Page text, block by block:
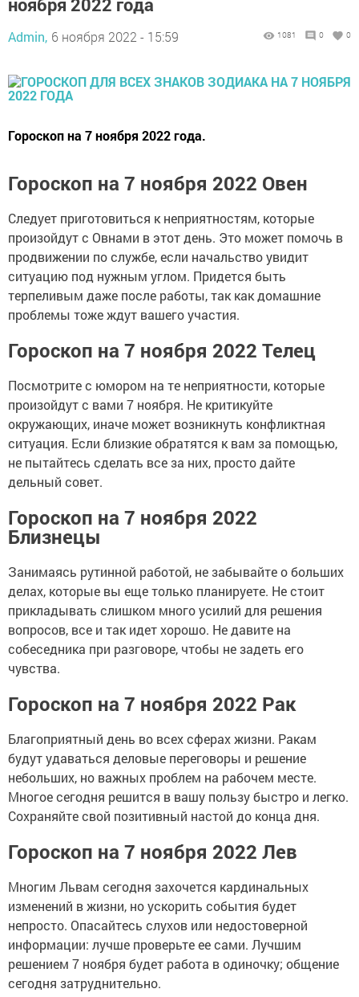
ноября 2022 года
Admin, 6 ноября 2022 - 15:59 1081 0 0
Гороскоп на 7 ноября 2022 года.
Гороскоп на 7 ноября 2022 Овен
Следует приготовиться к неприятностям, которые
произойдут с Овнами в этот день. Это может помочь в
продвижении по службе, если начальство увидит
ситуацию под нужным углом. Придется быть
терпеливым даже после работы, так как домашние
проблемы тоже ждут вашего участия.
Гороскоп на 7 ноября 2022 Телец
Посмотрите с юмором на те неприятности, которые
произойдут с вами 7 ноября. Не критикуйте
окружающих, иначе может возникнуть конфликтная
ситуация. Если близкие обратятся к вам за помощью,
не пытайтесь сделать все за них, просто дайте
дельный совет.
Гороскоп на 7 ноября 2022
Близнецы
Занимаясь рутинной работой, не забывайте о больших
делах, которые вы еще только планируете. Не стоит
прикладывать слишком много усилий для решения
вопросов, все и так идет хорошо. Не давите на
собеседника при разговоре, чтобы не задеть его
чувства.
Гороскоп на 7 ноября 2022 Рак
Благоприятный день во всех сферах жизни. Ракам
будут удаваться деловые переговоры и решение
небольших, но важных проблем на рабочем месте.
Многое сегодня решится в вашу пользу быстро и легко.
Сохраняйте свой позитивный настой до конца дня.
Гороскоп на 7 ноября 2022 Лев
Многим Львам сегодня захочется кардинальных
изменений в жизни, но ускорить события будет
непросто. Опасайтесь слухов или недостоверной
информации: лучше проверьте ее сами. Лучшим
решением 7 ноября будет работа в одиночку; общение
сегодня затруднительно.